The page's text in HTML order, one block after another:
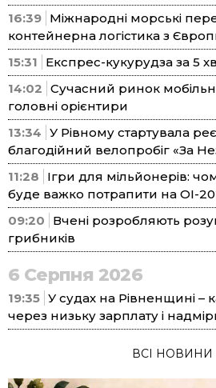
16:39 Міжнародні морські
контейнерна логістика з
15:31
Експрес-кукурудза за 5
14:02 Сучасний ринок
головні орієнтири
13:34 У Рівному стартувала
благодійний велопробіг «За
11:28
Ігри для мільйонерів:
буде важко потрапити на ОІ-
09:20
Вчені розробляють
грибників
6 Серпня 2026
19:35 У судах на Рівненщині –
через низьку зарплату і
ВСІ НОВИНИ